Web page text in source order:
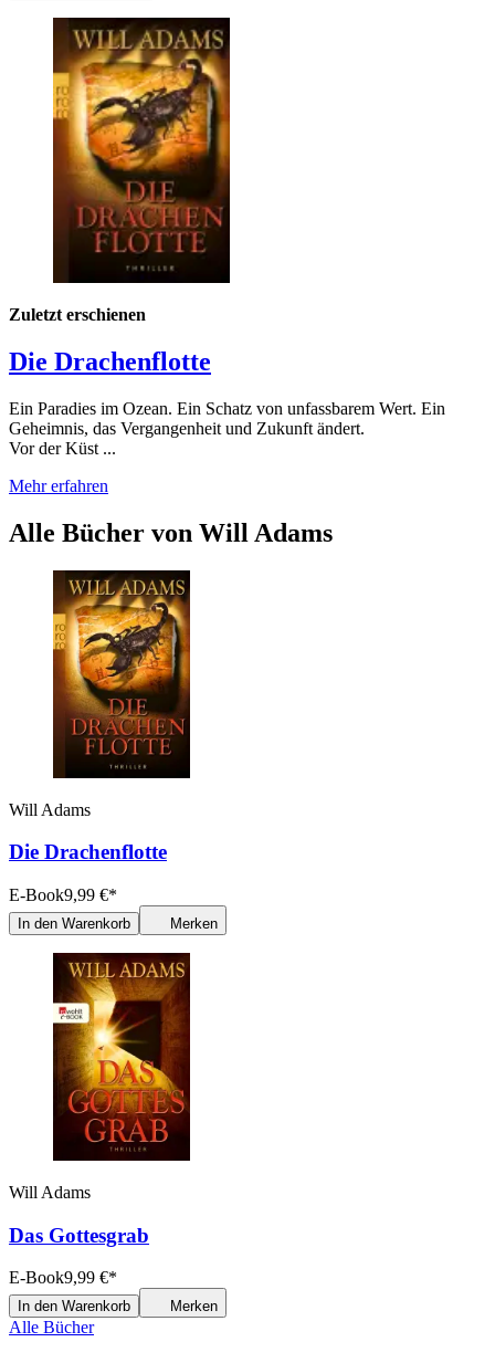
Zuletzt erschienen
Die Drachenflotte
Ein Paradies im Ozean. Ein Schatz von unfassbarem Wert. Ein
Geheimnis, das Vergangenheit und Zukunft ändert.
Vor der Küst ...
Mehr erfahren
Alle Bücher von Will Adams
Will Adams
Die Drachenflotte
E-Book9,99 €*
In den Warenkorb Merken
Will Adams
Das Gottesgrab
E-Book9,99 €*
In den Warenkorb Merken
Alle Bücher